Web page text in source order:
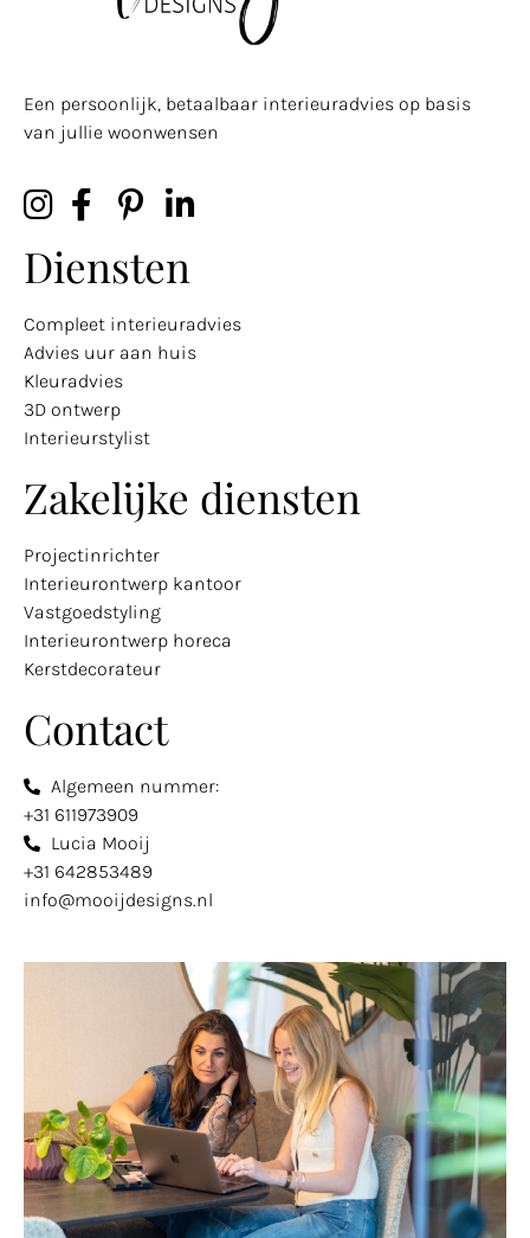
Een persoonlijk, betaalbaar interieuradvies op basis
van jullie woonwensen
Diensten
Compleet interieuradvies
Advies uur aan huis
Kleuradvies
3D ontwerp
Interieurstylist
Zakelijke diensten
Projectinrichter
Interieurontwerp kantoor
Vastgoedstyling
Interieurontwerp horeca
Kerstdecorateur
Contact
Algemeen nummer:
+31 611973909
Lucia Mooij
+31 642853489
info@mooijdesigns.nl